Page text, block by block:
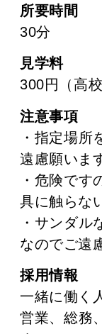
所要時間
30分
見学料
300円（高
注意事項
・指定場所
遠慮願いま
・危険です
具に触らな
・サンダル
なのでご遠
採用情報
一緒に働く
営業、総務